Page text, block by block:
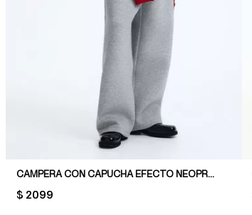
CAMPERA CON CAPUCHA EFECTO NEOPRENO LOOSE FIT
PRICE:
$ 2099